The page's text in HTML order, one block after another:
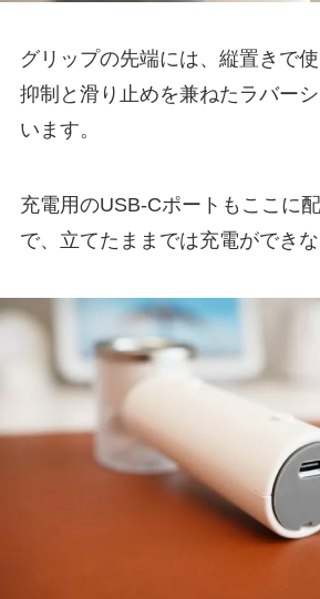
グリップの先端には、縦置きで
抑制と滑り止めを兼ねたラバー
います。
充電用のUSB-Cポートもここに
で、立てたままでは充電ができな